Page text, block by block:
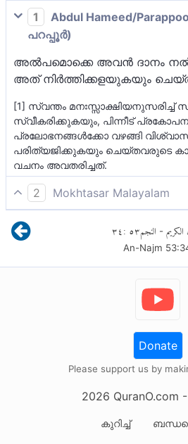
1
Abdul Hameed/
പറപ്പൂര്‍)
അല്‍പമൊക്കെ അവന്‍ ദാനം
അത് നിര്‍ത്തിക്കളയുകയും
[1] സ്വന്തം മനഃസ്സാക്ഷിയനുസരിച്ച്
സ്വീകരിക്കുകയും, പിന്നീട്
പ്രലോഭനങ്ങള്‍ക്കോ വഴങ്ങി
പരിത്യജിക്കുകയും ചെയ്തവരുടെ
വചനം അവതരിച്ചത്.
2
Mokhtasar Malayalam
തൻ്റെ സമ്പാദ്യത്തിൽ നിന്ന്
നൽകിയതിന് ശേഷം അവൻ അത്
കാരണം പിശുക്ക് അവൻ്റെ
ഇതെല്ലാം ചെയ്തതിന്
ആത്മപ്രശംസ നടത്തുകയും
الكريم - النجم٥٣:٣٤
An-Najm 53:
Donate
Please support us by
2026 QuranO.com
കുറിച്ച്